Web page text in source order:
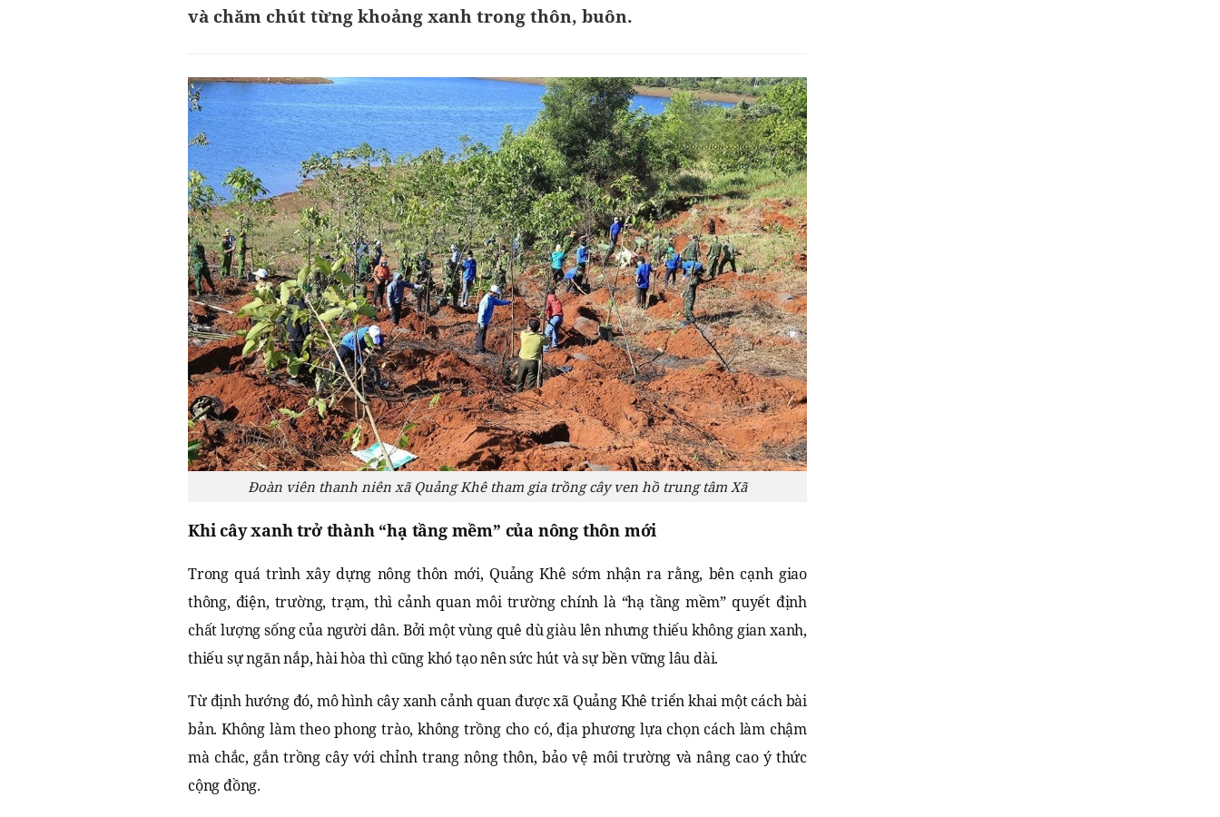
và chăm chút từng khoảng xanh trong thôn, buôn.
Đoàn viên thanh niên xã Quảng Khê tham gia trồng cây ven hồ trung tâm Xã
Khi cây xanh trở thành “hạ tầng mềm” của nông thôn mới
Trong quá trình xây dựng nông thôn mới, Quảng Khê sớm nhận ra rằng, bên cạnh giao
thông, điện, trường, trạm, thì cảnh quan môi trường chính là “hạ tầng mềm” quyết định
chất lượng sống của người dân. Bởi một vùng quê dù giàu lên nhưng thiếu không gian xanh,
thiếu sự ngăn nắp, hài hòa thì cũng khó tạo nên sức hút và sự bền vững lâu dài.
Từ định hướng đó, mô hình cây xanh cảnh quan được xã Quảng Khê triển khai một cách bài
bản. Không làm theo phong trào, không trồng cho có, địa phương lựa chọn cách làm chậm
mà chắc, gắn trồng cây với chỉnh trang nông thôn, bảo vệ môi trường và nâng cao ý thức
cộng đồng.